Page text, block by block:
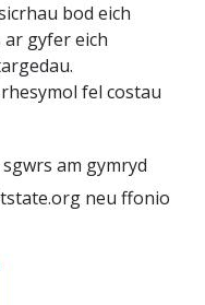
bod eich
gyfer eich
fel costau
am gymryd
neu ffonio